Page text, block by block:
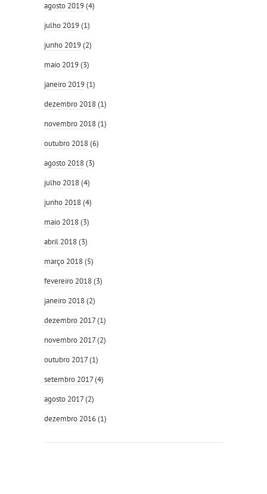
agosto 2019(4)
julho 2019(1)
junho 2019(2)
maio 2019(3)
janeiro 2019(1)
dezembro 2018(1)
novembro 2018(1)
outubro 2018(6)
agosto 2018(3)
julho 2018(4)
junho 2018(4)
maio 2018(3)
abril 2018(3)
março 2018(5)
fevereiro 2018(3)
janeiro 2018(2)
dezembro 2017(1)
novembro 2017(2)
outubro 2017(1)
setembro 2017(4)
agosto 2017(2)
dezembro 2016(1)